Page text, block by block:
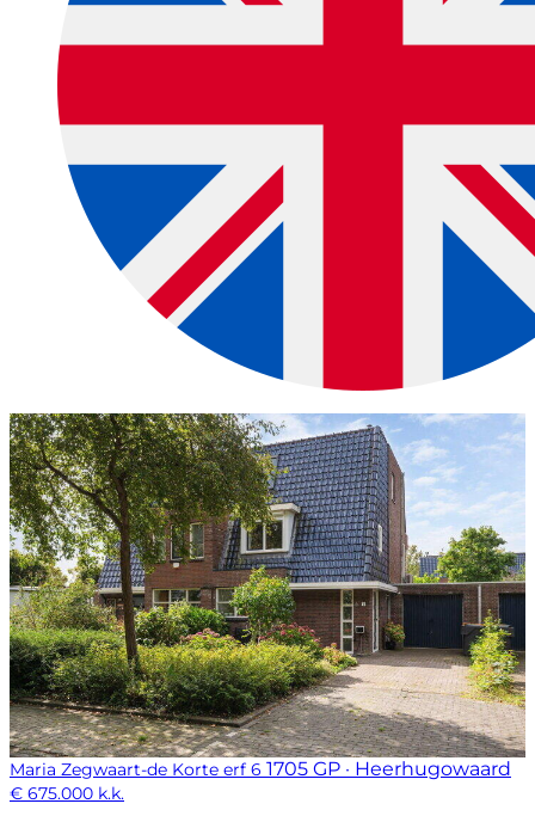
Maria Zegwaart-de Korte erf 6 1705 GP · Heerhugowaard
€ 675.000 k.k.